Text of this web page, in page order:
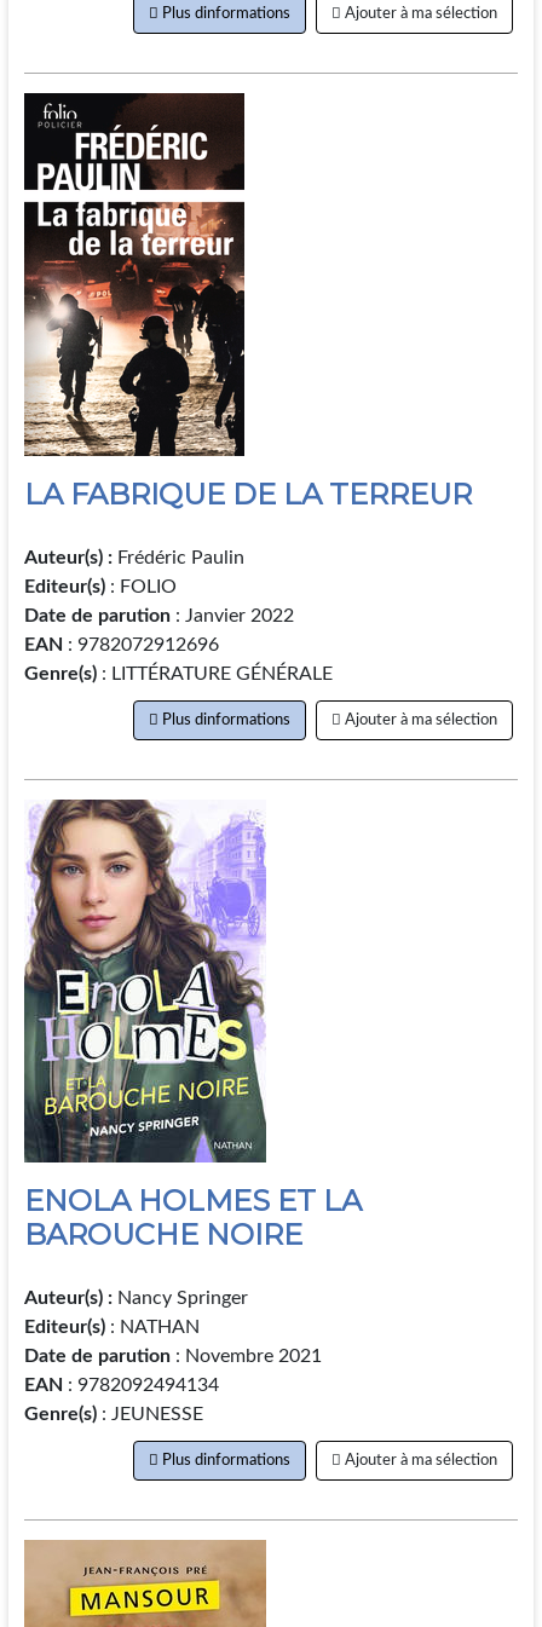
Plus dinformations Ajouter à ma sélection
LA FABRIQUE DE LA TERREUR
Auteur(s) :Frédéric Paulin
Editeur(s) : FOLIO
Date de parution: Janvier 2022
EAN : 9782072912696
Genre(s): LITTÉRATURE GÉNÉRALE
Plus dinformations Ajouter à ma sélection
ENOLA HOLMES ET LA
BAROUCHE NOIRE
Auteur(s) :Nancy Springer
Editeur(s) : NATHAN
Date de parution: Novembre 2021
EAN : 9782092494134
Genre(s): JEUNESSE
Plus dinformations Ajouter à ma sélection